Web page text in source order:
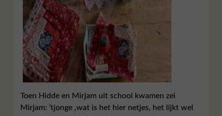
Toen Hidde en Mirjam uit school kwamen zei
Mirjam: ’tjonge ,wat is het hier netjes, het lijkt wel